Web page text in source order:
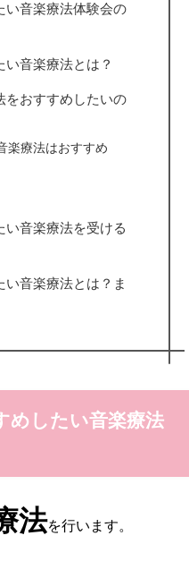
い音楽療法体験会の
音楽療法とは？
をおすすめしたいの
楽療法はおすすめ
音楽療法を受ける
音楽療法とは？ま
めしたい音楽療法
法を行います。